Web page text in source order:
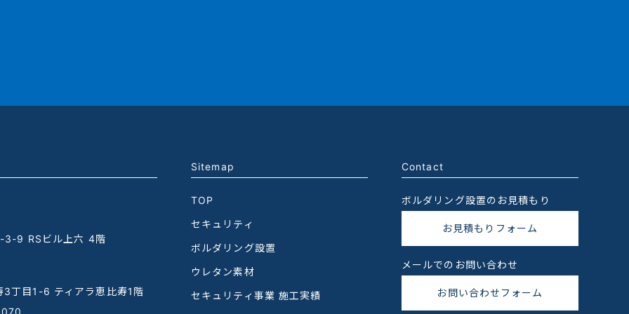
3-9 RSビル上六 4階
3丁目1-6 ティアラ恵比寿1階
Sitemap
TOP
セキュリティ
ボルダリング設置
ウレタン素材
セキュリティ事業 施工実績
Contact
ボルダリング設置のお見積もり
お見積もりフォーム
メールでのお問い合わせ
お問い合わせフォーム